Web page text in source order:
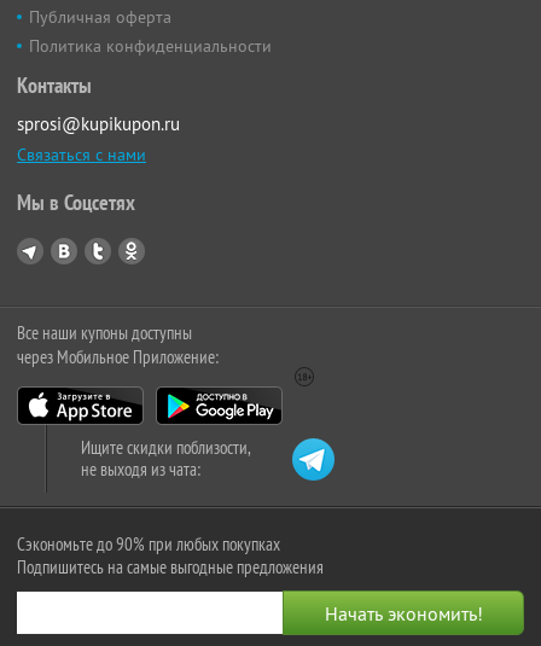
Публичная оферта
Политика конфиденциальности
Контакты
sprosi@kupikupon.ru
Связаться с нами
Мы в Соцсетях
Все наши купоны доступны
через Мобильное Приложение:
Ищите скидки поблизости,
не выходя из чата:
Сэкономьте до 90% при любых покупках
Подпишитесь на самые выгодные предложения